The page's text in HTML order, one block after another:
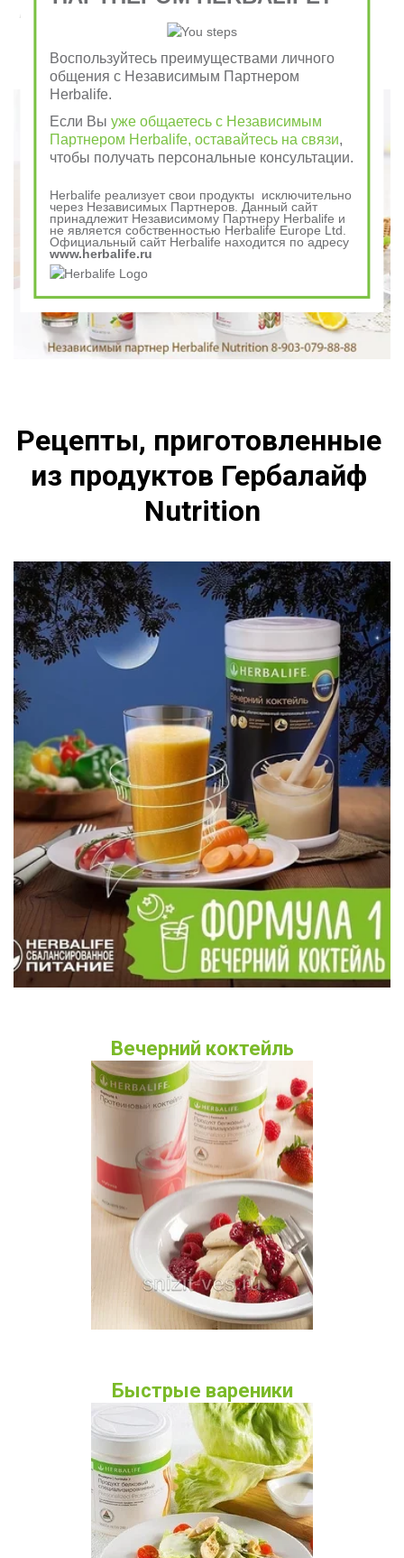
Завтрак съешь сам, обед раздели с другом, ужин
Говорили в древности
Рецепты, приготовленные
из продуктов Гербалайф
Nutrition
Вечерний коктейль
Быстрые вареники
Воспользуйтесь преимуществами личного
общения с Независимым Партнером
Herbalife.
Если Выуже общаетесь с Независимым
Партнером Herbalife, оставайтесь на связи,
чтобы получать персональные консультации.
Herbalife реализует свои продукты исключительно
через Независимых Партнеров. Данный сайт
принадлежит Независимому Партнеру Herbalife и
не является собственностью Herbalife Europe Ltd.
Официальный сайт Herbalife находится по адресу
www.herbalife.ru